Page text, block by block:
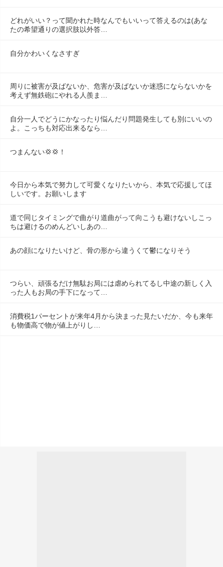
どれがいい？って聞かれた時なんでもいいって答えるのは(あな
たの希望通りの選択肢以外答…
自分かわいくなさすぎ
周りに被害が及ばないか、危害が及ばないか迷惑にならないかを
考えず無鉄砲にやれる人羨ま…
自分一人でどうにかなったり悩んだり問題発生しても別にいいの
よ。こっちも対応出来るなら…
つまんない💢💢！
今日から本気で努力して可愛くなりたいから、本気で応援してほ
しいです。お願いします
道で同じタイミングで曲がり道曲がって向こうも避けないしこっ
ちは避けるのめんどいしあの…
あの顔になりたいけど、骨の形から違うくて鬱になりそう
つらい、頑張るだけ無駄お局には虐められてるし中途の新しく入
った人もお局の手下になって…
消費税1パーセントが来年4月から決まった見たいだか、今も来年
も物価高で物が値上がりし…